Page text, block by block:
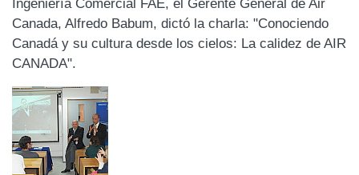
Ingeniería Comercial FAE, el Gerente General de Air
Canada, Alfredo Babum, dictó la charla: "Conociendo
Canadá y su cultura desde los cielos: La calidez de AIR
CANADA".